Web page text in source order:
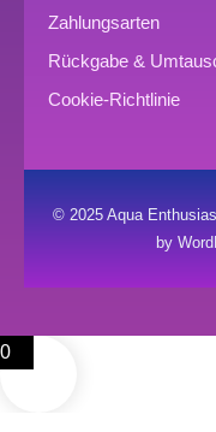
Zahlungsarten
Rückgabe &
Cookie-Richtlinie
© 2025 Aqua
by
0